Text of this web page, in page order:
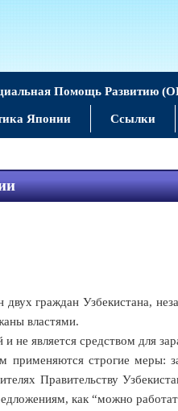
Помощь Развитию
Японии Ссылки
граждан Узбекистана,
властями.
является средством для
строгие меры:
Правительству
как “можно